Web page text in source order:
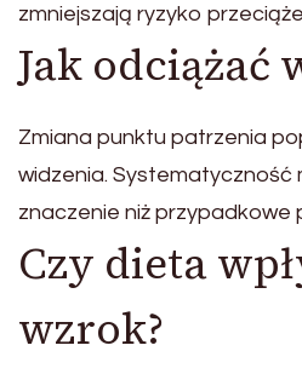
zmniejszają ryzyko
Jak odciążać
Zmiana punktu patrzenia
widzenia. Systematyczność
znaczenie niż przypadkowe
Czy dieta
wzrok?